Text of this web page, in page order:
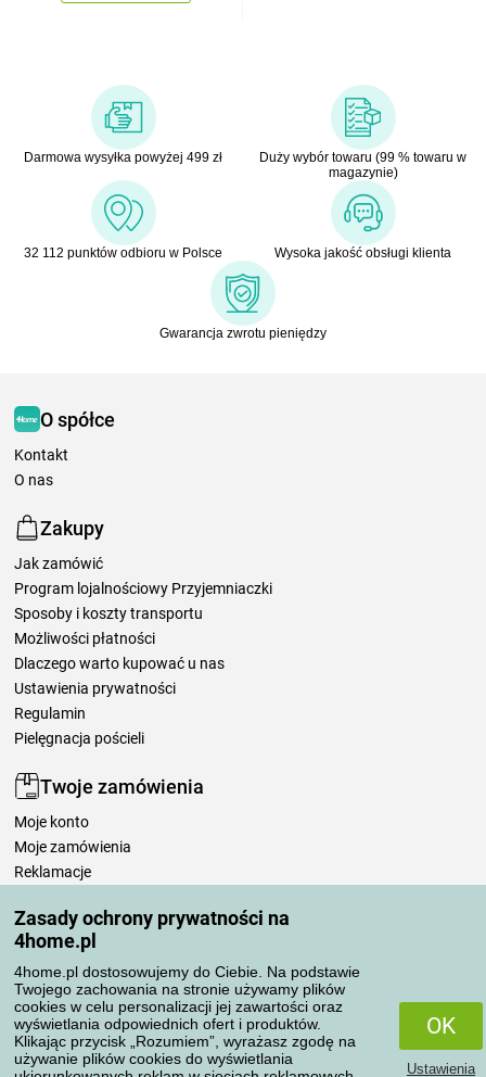
Zasady ochrony prywatności na
4home.pl
4home.pl dostosowujemy do Ciebie. Na podstawie
Twojego zachowania na stronie używamy plików
cookies w celu personalizacji jej zawartości oraz
wyświetlania odpowiednich ofert i produktów.
Klikając przycisk „Rozumiem”, wyrażasz zgodę na
używanie plików cookies do wyświetlania
OK
Ustawienia
Darmowa wysyłka powyżej 499 zł
Duży wybór towaru (99 % towaru w
magazynie)
32 112 punktów odbioru w Polsce Wysoka jakość obsługi klienta
Gwarancja zwrotu pieniędzy
O spółce
Kontakt
O nas
Zakupy
Jak zamówić
Program lojalnościowy Przyjemniaczki
Sposoby i koszty transportu
Możliwości płatności
Dlaczego warto kupować u nas
Ustawienia prywatności
Regulamin
Pielęgnacja pościeli
Twoje zamówienia
Moje konto
Moje zamówienia
Reklamacje
Zasady przetwarzania recenzji
Sposoby transportu
Metody płatności